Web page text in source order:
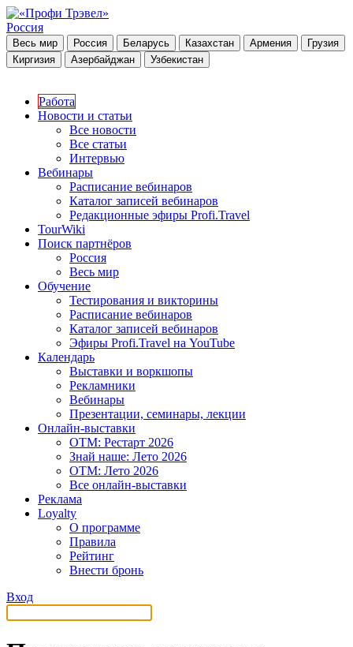
Россия
Весь мир Россия Беларусь Казахстан Армения
Грузия
Киргизия
Азербайджан Узбекистан
Работа
Новости и статьи
Все новости
Все статьи
Интервью
Вебинары
Расписание вебинаров
Каталог записей вебинаров
Редакционные эфиры Profi.Travel
TourWiki
Поиск партнёров
Россия
Весь мир
Обучение
Тестирования и викторины
Расписание вебинаров
Каталог записей вебинаров
Эфиры Profi.Travel на YouTube
Календарь
Выставки и воркшопы
Рекламники
Вебинары
Презентации, семинары, лекции
Онлайн-выставки
OTM: Рестарт 2026
Знай наше: Лето 2026
OTM: Лето 2026
Все онлайн-выставки
Реклама
Loyalty
О программе
Правила
Рейтинг
Внести бронь
Вход